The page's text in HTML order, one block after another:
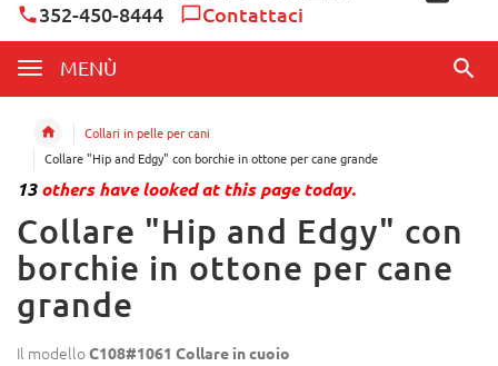
352-450-8444 Contattaci
MENÙ
Collari in pelle per cani
Collare "Hip and Edgy" con borchie in ottone per cane grande
13others have looked at this page today.
Collare "Hip and Edgy" con
borchie in ottone per cane
grande
Il modelloC108#1061 Collare in cuoio